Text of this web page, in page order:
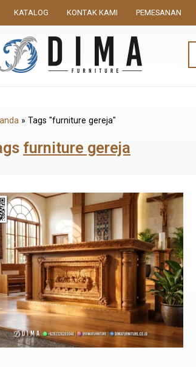
KATALOG KONTAK KAMI PEMESANAN
» Tags "furniture gereja"
furniture gereja